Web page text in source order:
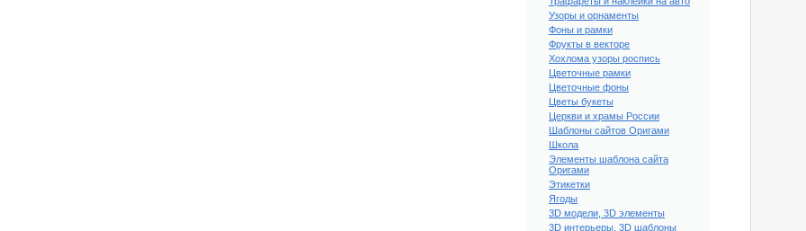
Узоры и орнаменты
Фоны и рамки
Фрукты в векторе
Хохлома узоры роспись
Цветочные рамки
Цветочные фоны
Цветы букеты
Церкви и храмы России
Шаблоны сайтов Оригами
Школа
Элементы шаблона сайта
Оригами
Этикетки
Ягоды
3D модели, 3D элементы
3D интерьеры, 3D шаблоны